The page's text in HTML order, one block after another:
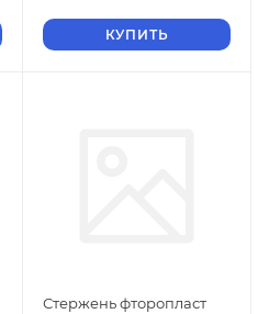
КУПИТЬ
Стержень фторопласт